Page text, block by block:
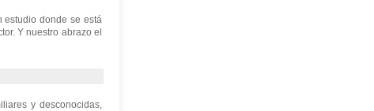
estudio donde se está
Y nuestro abrazo el
y desconocidas,